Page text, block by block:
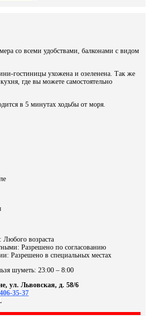
со всеми удобствами, балконами с видом
гостиницы ухожена и озеленена. Так же
где вы можете самостоятельно
в 5 минутах ходьбы от моря.
возраста
Разрешено по согласованию
Разрешено в специальных местах
шуметь: 23:00 – 8:00
ул. Львовская, д. 58/6
35-37